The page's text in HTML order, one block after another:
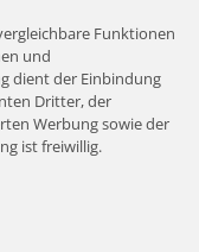
Funktionen
und
dient der Einbindung
Dritter, der
Werbung sowie der
ist freiwillig.
Die
erfolgt in
D.h. Sie
E-Mail, in der
ist
fremden E-
Anmeldungen